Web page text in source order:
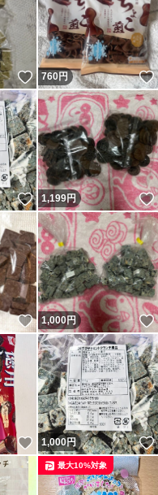
いいね！
760 円
いいね！
1,199円
いいね！
1,000円
いいね！
1,000円
最大10%対象